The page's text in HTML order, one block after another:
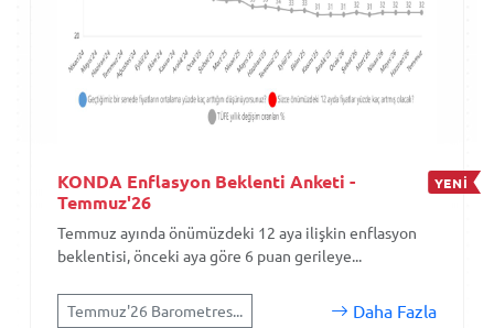
KONDA Enflasyon Beklenti Anketi -
Temmuz'26
YENİ
Temmuz ayında önümüzdeki 12 aya ilişkin enflasyon
beklentisi, önceki aya göre 6 puan gerileye...
Temmuz'26 Barometres... Daha Fazla